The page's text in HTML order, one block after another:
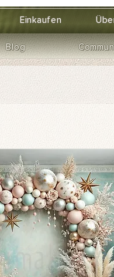
Einkaufen
Blog